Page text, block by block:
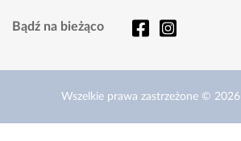
Bądź na bieżąco
Wszelkie prawa zastrzeżone © 2026